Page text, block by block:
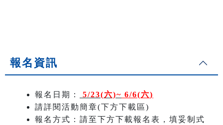
報名資訊
報名日期： 5/23(六)~ 6/6(六)
請詳閱活動簡章(下方下載區)
報名方式：請至下方下載報名表，填妥制式